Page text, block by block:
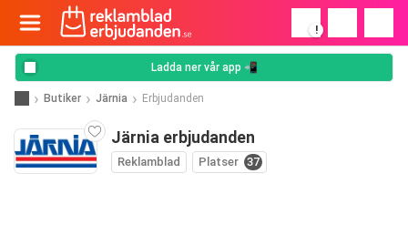
!
Ladda ner vår app 📲
Butiker Järnia Erbjudanden
Järnia erbjudanden
Reklamblad Platser 37